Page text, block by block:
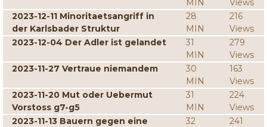
MIN
Views
2023-12-11 Minoritaetsangriff in
der Karlsbader Struktur
28
MIN
216
Views
2023-12-04 Der Adler ist gelandet
31
MIN
279
Views
2023-11-27 Vertraue niemandem
30
MIN
163
Views
2023-11-20 Mut oder Uebermut
Vorstoss g7-g5
31
MIN
224
Views
2023-11-13 Bauern gegen eine
32
241